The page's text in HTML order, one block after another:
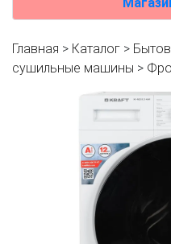
Главная > Каталог >
сушильные машины >